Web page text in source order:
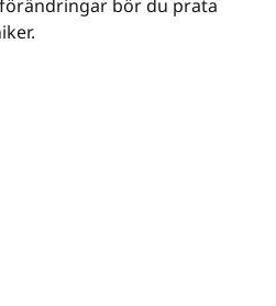
bör du prata